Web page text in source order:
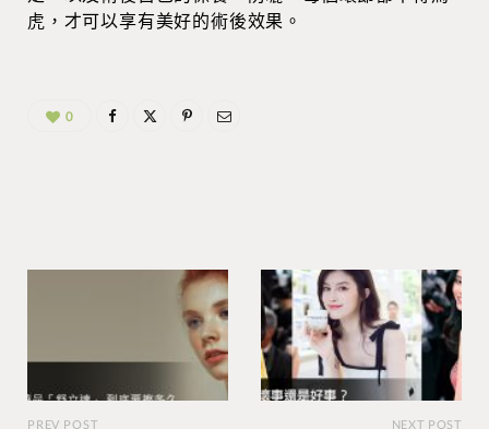
虎，才可以享有美好的術後效果。
0
PREV POST NEXT POST